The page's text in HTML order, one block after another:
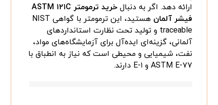
ارائه دهد. اگر به دنبال
خرید ترمومتر ASTM ۱۲۱C
فیشر آلمان
هستید، این ترمومتر با گواهی NIST
traceable و تولید تحت نظارت استانداردهای
آلمانی، گزینه‌ای ایده‌آل برای آزمایشگاه‌های مواد،
نفت، شیمیایی و محیطی است که نیاز به انطباق با
ASTM E-۷۷ و E-۱ دارند.